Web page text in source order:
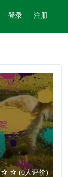
登录 注册
(0人评价)